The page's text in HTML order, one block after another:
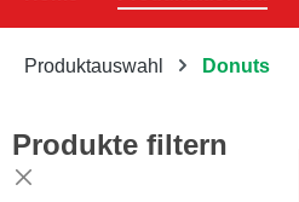
Produktauswahl Donuts
Produkte filtern